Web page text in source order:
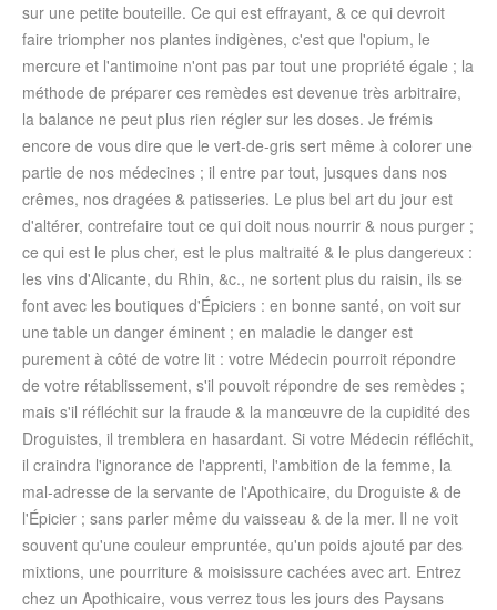
sur une petite bouteille. Ce qui est effrayant, & ce qui devroit
faire triompher nos plantes indigènes, c'est que l'opium, le
mercure et l'antimoine n'ont pas par tout une propriété égale ; la
méthode de préparer ces remèdes est devenue très arbitraire,
la balance ne peut plus rien régler sur les doses. Je frémis
encore de vous dire que le vert-de-gris sert même à colorer une
partie de nos médecines ; il entre par tout, jusques dans nos
crêmes, nos dragées & patisseries. Le plus bel art du jour est
d'altérer, contrefaire tout ce qui doit nous nourrir & nous purger ;
ce qui est le plus cher, est le plus maltraité & le plus dangereux :
les vins d'Alicante, du Rhin, &c., ne sortent plus du raisin, ils se
font avec les boutiques d'Épiciers : en bonne santé, on voit sur
une table un danger éminent ; en maladie le danger est
purement à côté de votre lit : votre Médecin pourroit répondre
de votre rétablissement, s'il pouvoit répondre de ses remèdes ;
mais s'il réfléchit sur la fraude & la manœuvre de la cupidité des
Droguistes, il tremblera en hasardant. Si votre Médecin réfléchit,
il craindra l'ignorance de l'apprenti, l'ambition de la femme, la
mal-adresse de la servante de l'Apothicaire, du Droguiste & de
l'Épicier ; sans parler même du vaisseau & de la mer. Il ne voit
souvent qu'une couleur empruntée, qu'un poids ajouté par des
mixtions, une pourriture & moisissure cachées avec art. Entrez
chez un Apothicaire, vous verrez tous les jours des Paysans